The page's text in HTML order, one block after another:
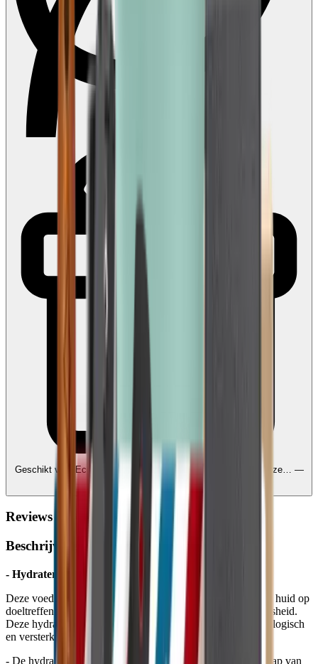
Geschikt voor Ecocheques en Cadeaucheques
Edenred, Monizze… —
Reviews
Beschrijving
- Hydraterende gezichtsgel voor mannen -
Deze voedende en verkwikkende gezichtsgel hydrateert uw huid op
doeltreffende wijze en geeft haar een heerlijk gevoel van frisheid.
Deze hydraterende gel voor mannen is 100% natuurlijk, biologisch
en versterkt met actieve bestanddelen, en is multi-purpose:
- De hydraterende gel verzacht en verlicht de huid dankzij sap van